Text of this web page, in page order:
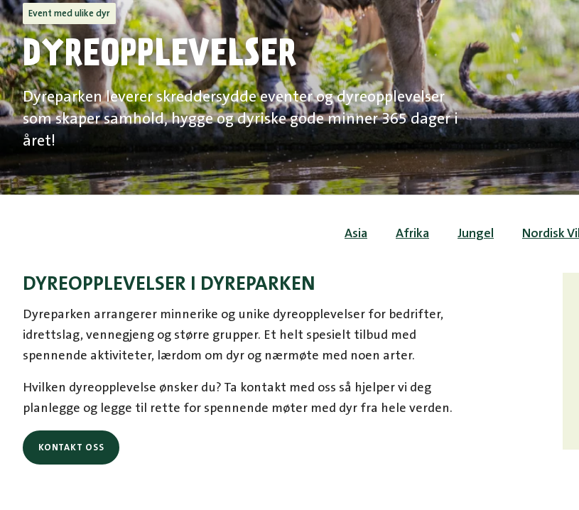
Event med ulike dyr
DYREOPPLEVELSER
Dyreparken leverer skreddersydde eventer og dyreopplevelser
som skaper samhold, hygge og dyriske gode minner 365 dager i
året!
Asia Afrika Jungel Nordisk
DYREOPPLEVELSER I DYREPARKEN
Dyreparken arrangerer minnerike og unike dyreopplevelser for bedrifter,
idrettslag, vennegjeng og større grupper. Et helt spesielt tilbud med
spennende aktiviteter, lærdom om dyr og nærmøte med noen arter.
Hvilken dyreopplevelse ønsker du? Ta kontakt med oss så hjelper vi deg
planlegge og legge til rette for spennende møter med dyr fra hele verden.
KONTAKT OSS